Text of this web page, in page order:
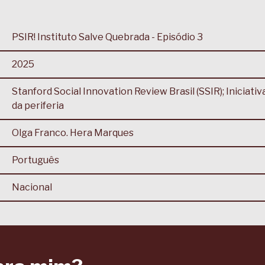
PSIR! Instituto Salve Quebrada - Episódio 3
2025
Stanford Social Innovation Review Brasil (SSIR);
da periferia
Olga Franco. Hera Marques
Português
Nacional